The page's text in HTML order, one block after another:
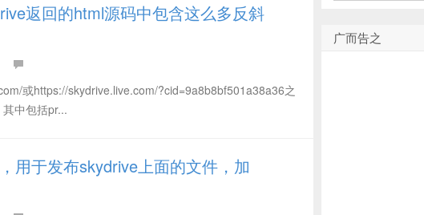
返回的html源码中包含这么多反斜
或https://skydrive.live.com/?cid=9a8b8bf501a38a36之
中包括pr...
用于发布skydrive上面的文件，加
广而告之